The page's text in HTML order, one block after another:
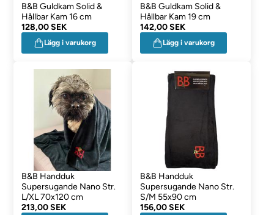
B&B Guldkam Solid &
Hållbar Kam 16 cm
128,00 SEK
Lägg i varukorg
B&B Guldkam Solid &
Hållbar Kam 19 cm
142,00 SEK
Lägg i varukorg
B&B Handduk
Supersugande Nano Str.
L/XL 70x120 cm
213,00 SEK
B&B Handduk
Supersugande Nano Str.
S/M 55x90 cm
156,00 SEK